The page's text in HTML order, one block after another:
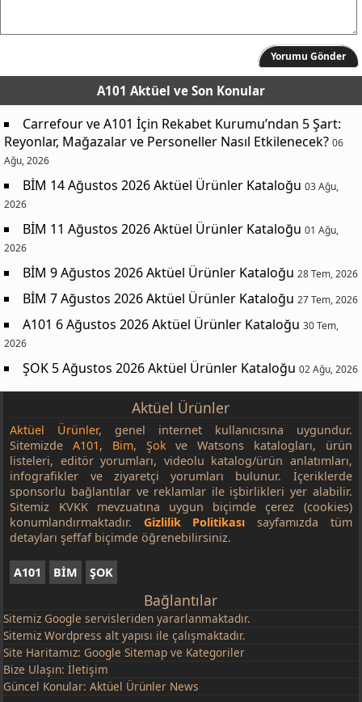
Yorumu Gönder
A101 Aktüel ve Son Konular
Carrefour ve A101 İçin Rekabet Kurumu’ndan 5 Şart:
Reyonlar, Mağazalar ve Personeller Nasıl Etkilenecek? 06
Ağu, 2026
BİM 14 Ağustos 2026 Aktüel Ürünler Kataloğu 03 Ağu,
2026
BİM 11 Ağustos 2026 Aktüel Ürünler Kataloğu 01 Ağu,
2026
BİM 9 Ağustos 2026 Aktüel Ürünler Kataloğu 28 Tem, 2026
BİM 7 Ağustos 2026 Aktüel Ürünler Kataloğu 27 Tem, 2026
A101 6 Ağustos 2026 Aktüel Ürünler Kataloğu 30 Tem,
2026
ŞOK 5 Ağustos 2026 Aktüel Ürünler Kataloğu 02 Ağu, 2026
Aktüel Ürünler
Aktüel Ürünler, genel internet kullanıcısına uygundur.
SitemizdeA101, Bim, Şokve Watsons katalogları, ürün
listeleri, editör yorumları, videolu katalog/ürün anlatımları,
infografikler ve ziyaretçi yorumları bulunur. İçeriklerde
sponsorlu bağlantılar ve reklamlar ile işbirlikleri yer alabilir.
Sitemiz KVKK mevzuatına uygun biçimde çerez (cookies)
konumlandırmaktadır. Gizlilik Politikası sayfamızda tüm
detayları şeffaf biçimde öğrenebilirsiniz.
A101 BİM ŞOK
Bağlantılar
Sitemiz Google servisleriden yararlanmaktadır.
Sitemiz Wordpress alt yapısı ile çalışmaktadır.
Site Haritamız: Google Sitemap ve Kategoriler
Bize Ulaşın:İletişim
Güncel Konular:Aktüel Ürünler News